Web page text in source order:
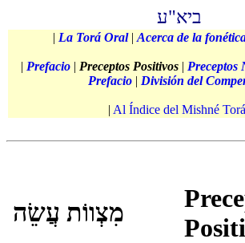
ביא"ע
| La Torá Oral| Acerca de la
| Prefacio| Preceptos Positivos | Preceptos
Prefacio| División del
| Al Índice del Mishné Torá
מִצְווֹת עֲשֵׂה